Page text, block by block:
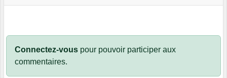
Connectez-vous pour pouvoir participer aux
commentaires.